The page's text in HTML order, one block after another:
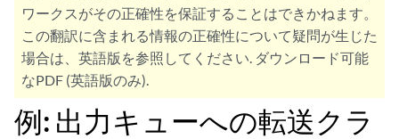
ワークスがその正確性を保証することはできかねます。
この翻訳に含まれる情報の正確性について疑問が生じた
場合は、英語版を参照してください. ダウンロード可能
なPDF (英語版のみ).
例: 出力キューへの転送クラ